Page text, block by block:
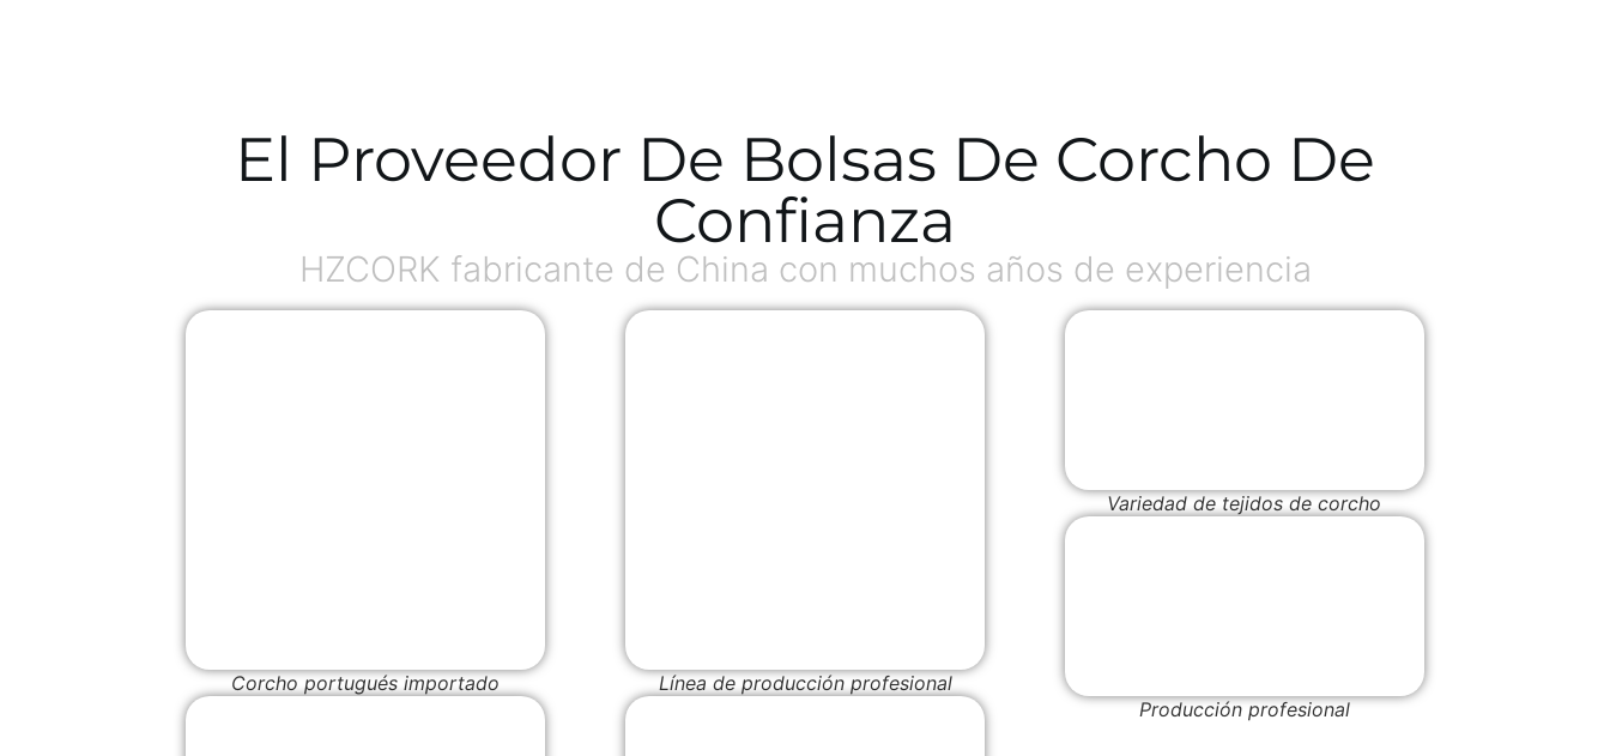
El Proveedor De Bolsas De Corcho De
Confianza
HZCORK fabricante de China con muchos años de experiencia
Corcho portugués importado Línea de producción profesional
Variedad de tejidos de corcho
Producción profesional